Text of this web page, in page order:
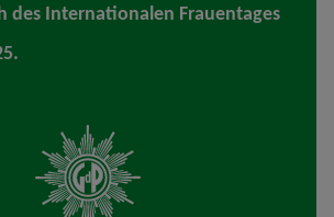
des Internationalen Frauentages